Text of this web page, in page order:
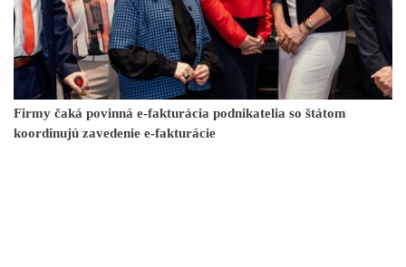
Firmy čaká povinná e-fakturácia podnikatelia so štátom
koordinujú zavedenie e-fakturácie